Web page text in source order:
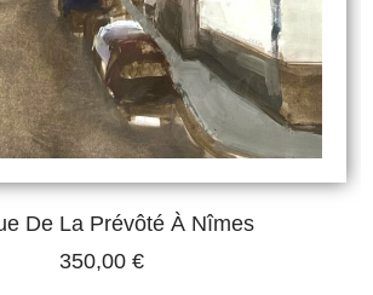
De La Prévôté À Nîmes
350,00 €